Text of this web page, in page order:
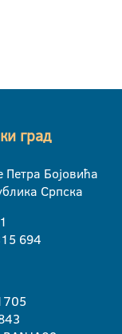
град
Петра Бојовића
Српска
694